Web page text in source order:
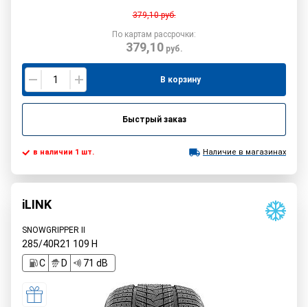
379,10руб.
По картам рассрочки:
379,10руб.
В корзину
Быстрый заказ
в наличии 1 шт. Наличие в магазинах
iLINK
SNOWGRIPPER II
285/40R21 109 H
C
D 71 dB